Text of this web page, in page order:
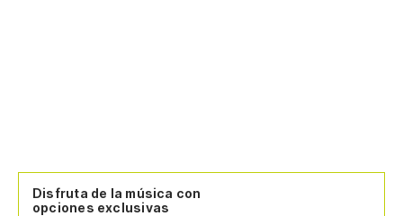
Disfruta de la música con
opciones exclusivas